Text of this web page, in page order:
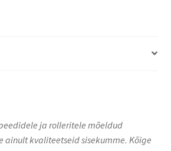
ja rolleritele mõeldud
ainult kvaliteetseid sisekumme. Kõige